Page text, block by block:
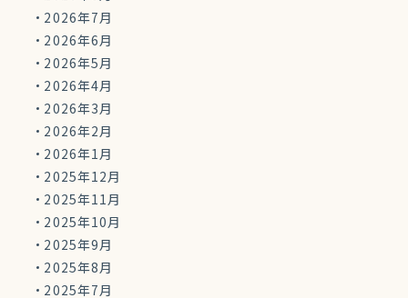
2026年7月
2026年6月
2026年5月
2026年4月
2026年3月
2026年2月
2026年1月
2025年12月
2025年11月
2025年10月
2025年9月
2025年8月
2025年7月